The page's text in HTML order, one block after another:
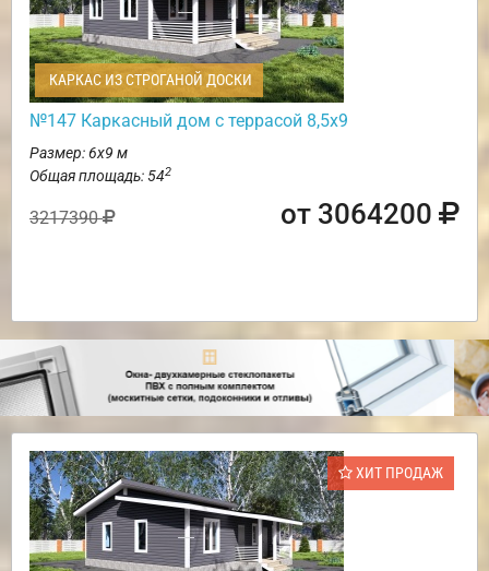
КАРКАС ИЗ СТРОГАНОЙ ДОСКИ
№147 Каркасный дом с террасой 8,5х9
Размер: 6х9 м
Общая площадь: 542
3217390 от 3064200
ХИТ ПРОДАЖ